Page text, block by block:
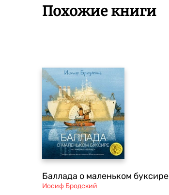
Похожие книги
Баллада о маленьком буксире
Иосиф Бродский